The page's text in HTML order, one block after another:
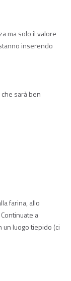
ma solo il valore
inserendo
sarà ben
farina, allo
a
luogo tiepido (ci